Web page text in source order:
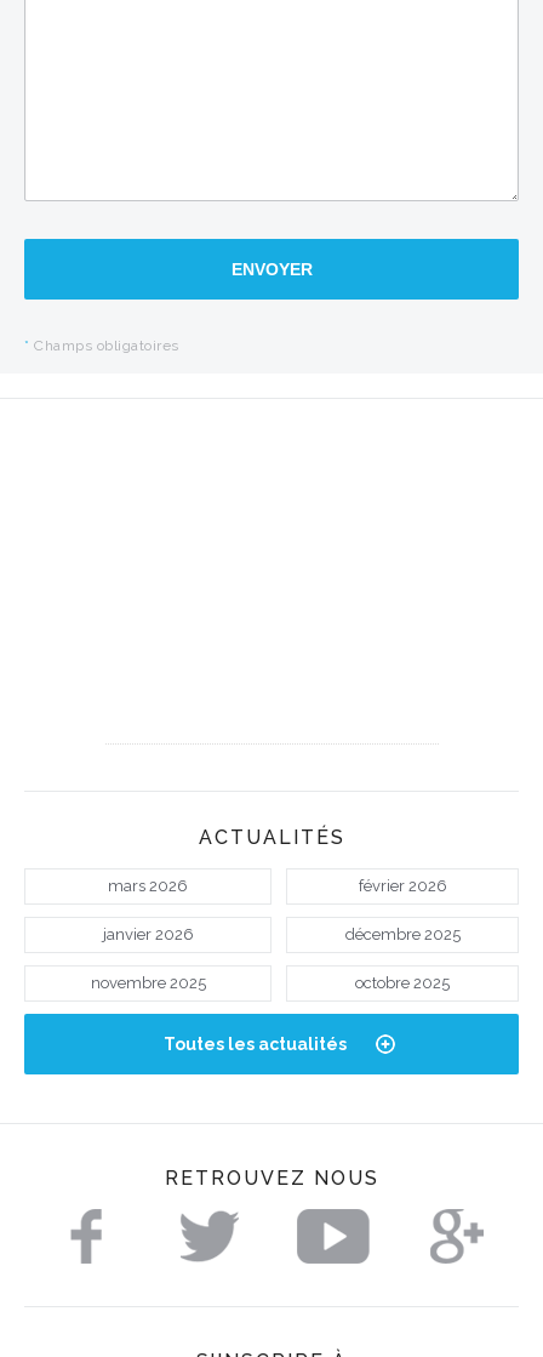
ENVOYER
* Champs obligatoires
ACTUALITÉS
mars 2026 février 2026
janvier 2026 décembre 2025
novembre 2025 octobre 2025
Toutes les actualités
RETROUVEZ NOUS